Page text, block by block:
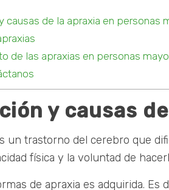
causas de la apraxia en personas
de las apraxias en personas
y causas
un trastorno del cerebro que
física y la voluntad de
de apraxia es adquirida.